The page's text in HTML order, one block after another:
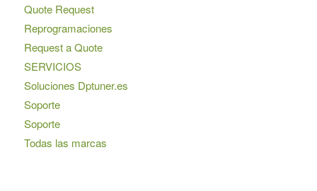
Quote Request
Reprogramaciones
Request a Quote
SERVICIOS
Soluciones Dptuner.es
Soporte
Soporte
Todas las marcas